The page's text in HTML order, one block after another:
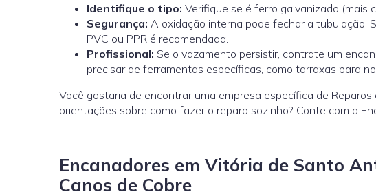
Identifique o tipo: Verifique se é ferro galvanizado (mais
Segurança: A oxidação interna pode fechar a tubulação.
PVC ou PPR é recomendada.
Profissional: Se o vazamento persistir, contrate um
precisar de ferramentas específicas, como tarraxas para
Você gostaria de encontrar uma empresa específica de
orientações sobre como fazer o reparo sozinho? Conte com a
Encanadores em Vitória de Santo
Canos de Cobre